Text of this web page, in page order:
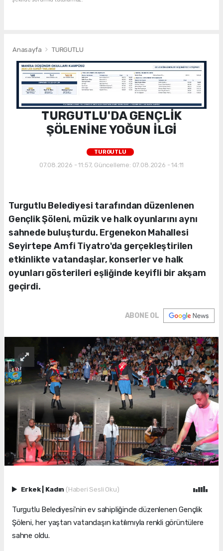
Anasayfa TURGUTLU
TURGUTLU'DA GENÇLİK
ŞÖLENİNE YOĞUN İLGİ
TURGUTLU
07.08.2026 - 11:57, Güncelleme: 07.08.2026 - 14:11
Turgutlu Belediyesi tarafından düzenlenen
Gençlik Şöleni, müzik ve halk oyunlarını aynı
sahnede buluşturdu. Ergenekon Mahallesi
Seyirtepe Amfi Tiyatro'da gerçekleştirilen
etkinlikte vatandaşlar, konserler ve halk
oyunları gösterileri eşliğinde keyifli bir akşam
geçirdi.
ABONE OL
Erkek Kadın (Haberi Sesli Oku)
Turgutlu Belediyesi'nin ev sahipliğinde düzenlenen Gençlik
Şöleni, her yaştan vatandaşın katılımıyla renkli görüntülere
sahne oldu.